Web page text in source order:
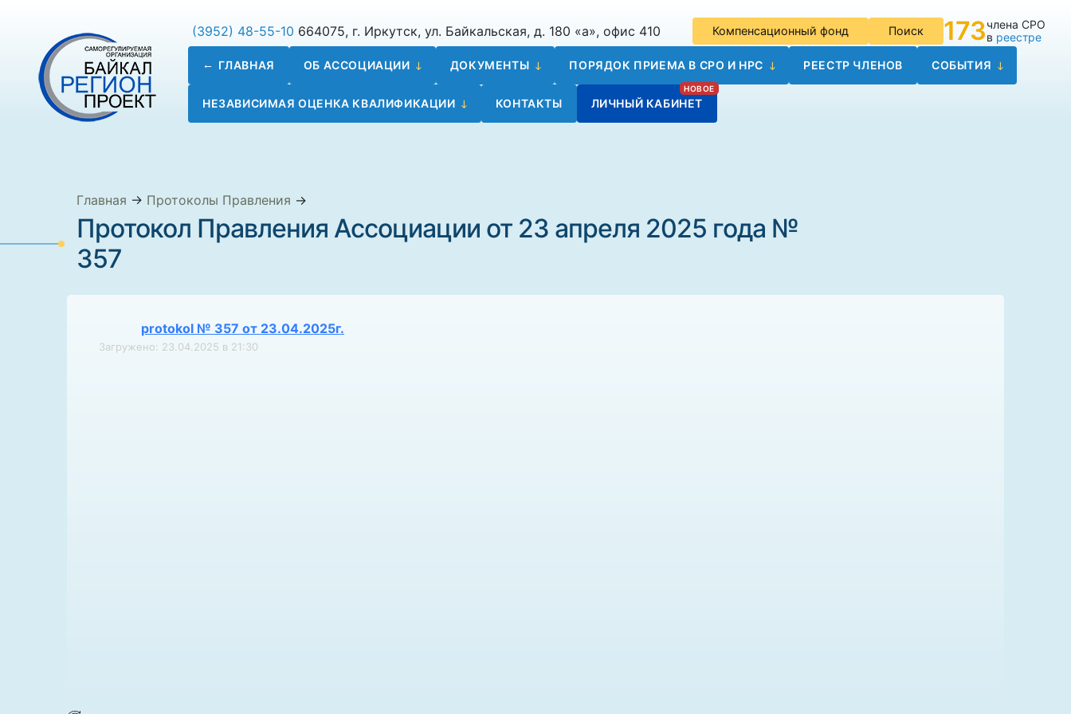
(3952) 48-55-10 664075, г. Иркутск, ул. Байкальская, д. 180 «а», офис 410 Компенсационный фонд Поиск 173члена СРО
в реестре
ГЛАВНАЯ ОБ АССОЦИАЦИИ ДОКУМЕНТЫ ПОРЯДОК ПРИЕМА В СРО И НРС РЕЕСТР ЧЛЕНОВ СОБЫТИЯ
НЕЗАВИСИМАЯ ОЦЕНКА КВАЛИФИКАЦИИ КОНТАКТЫ ЛИЧНЫЙ КАБИНЕТ
Главная → Протоколы Правления →
Протокол Правления Ассоциации от 23 апреля 2025 года №
357
protokol № 357 от 23.04.2025г.
Загружено: 23.04.2025 в 21:30